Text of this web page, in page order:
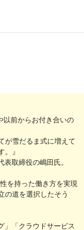
以前からお付き合いの
が雪だるま式に増えて
』
取締役の嶋田氏。
を持った働き方を実現
の道を選択したそう
」「クラウドサービス